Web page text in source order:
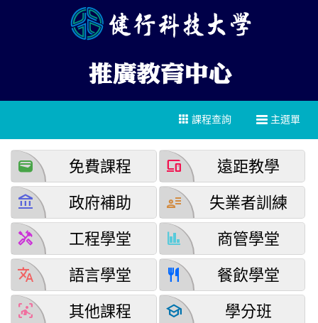
主選單
課程查詢
wallet 免費課程 devices 遠距教學
account_balance 政府補助 user_attributes 失業者訓練
handyman 工程學堂 finance 商管學堂
translate 語言學堂 restaurant 餐飲學堂
detection_and_zone 其他課程 school 學分班